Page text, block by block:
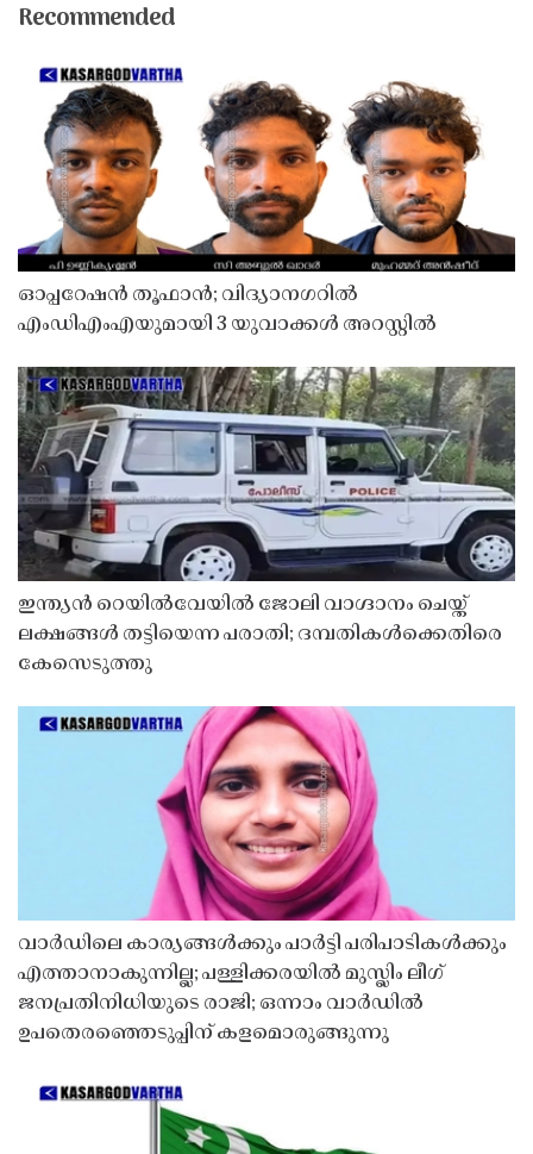
Recommended
ഓപ്പറേഷൻ തൂഫാൻ; വിദ്യാനഗറിൽ
എംഡിഎംഎയുമായി 3 യുവാക്കൾ അറസ്റ്റിൽ
ഇന്ത്യൻ റെയിൽവേയിൽ ജോലി വാഗ്ദാനം ചെയ്ത്
ലക്ഷങ്ങൾ തട്ടിയെന്ന പരാതി; ദമ്പതികൾക്കെതിരെ
കേസെടുത്തു
വാർഡിലെ കാര്യങ്ങൾക്കും പാർട്ടി പരിപാടികൾക്കും
എത്താനാകുന്നില്ല; പള്ളിക്കരയിൽ മുസ്ലിം ലീഗ്
ജനപ്രതിനിധിയുടെ രാജി; ഒന്നാം വാർഡിൽ
ഉപതെരഞ്ഞെടുപ്പിന് കളമൊരുങ്ങുന്നു